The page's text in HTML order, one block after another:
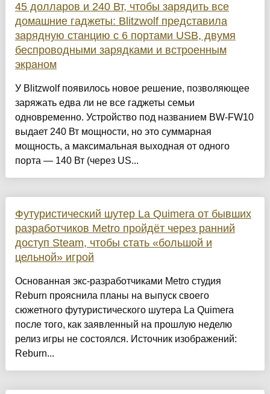
45 долларов и 240 Вт, чтобы зарядить все
домашние гаджеты: Blitzwolf представила
зарядную станцию с 6 портами USB, двумя
беспроводными зарядками и встроенным
экраном
У Blitzwolf появилось новое решение, позволяющее
заряжать едва ли не все гаджеты семьи
одновременно. Устройство под названием BW-FW10
выдает 240 Вт мощности, но это суммарная
мощность, а максимальная выходная от одного
порта — 140 Вт (через US...
Футуристический шутер La Quimera от бывших
разработчиков Metro пройдёт через ранний
доступ Steam, чтобы стать «большой и
цельной» игрой
Основанная экс-разработчиками Metro студия
Reburn прояснила планы на выпуск своего
сюжетного футуристического шутера La Quimera
после того, как заявленный на прошлую неделю
релиз игры не состоялся. Источник изображений:
Reburn...